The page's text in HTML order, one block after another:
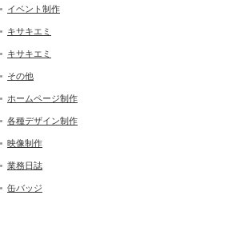
イベント制作
キサキエミ
キサキエミ
その他
ホームページ制作
各種デザイン制作
映像制作
業務日誌
缶バッジ